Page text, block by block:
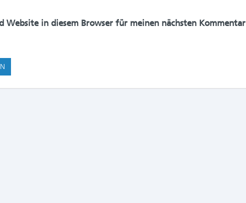
Website in diesem Browser für meinen nächsten Kommentar